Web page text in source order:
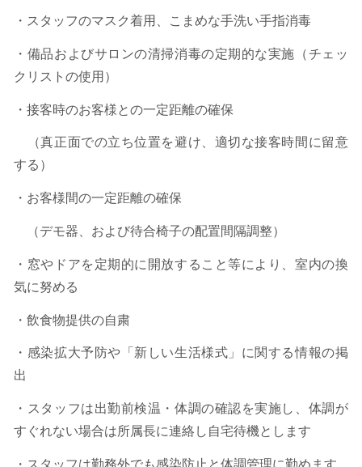
・スタッフのマスク着用、こまめな手洗い手指消毒
・備品およびサロンの清掃消毒の定期的な実施（チェッ
クリストの使⽤）
・接客時のお客様との一定距離の確保
（真正面での立ち位置を避け、適切な接客時間に留意
する）
・お客様間の一定距離の確保
（デモ器、および待合椅子の配置間隔調整）
・窓やドアを定期的に開放すること等により、室内の換
気に努める
・飲食物提供の自粛
・感染拡大予防や「新しい生活様式」に関する情報の掲
出
・スタッフは出勤前検温・体調の確認を実施し、体調が
すぐれない場合は所属長に連絡し自宅待機とします
・スタッフは勤務外でも感染防止と体調管理に勤めます